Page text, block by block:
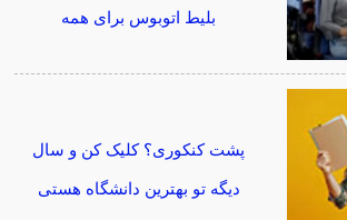
بلیط اتوبوس برای همه
پشت کنکوری؟ کلیک کن و سال
دیگه تو بهترین دانشگاه هستی